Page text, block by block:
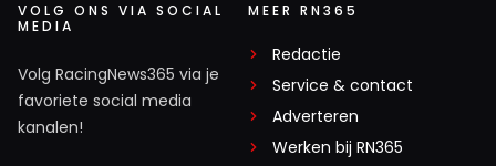
VOLG ONS VIA SOCIAL
MEDIA
Volg RacingNews365 via je
favoriete social media
kanalen!
MEER RN365
Redactie
Service & contact
Adverteren
Werken bij RN365